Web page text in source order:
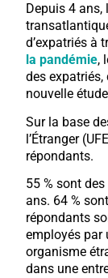
Depuis 4 ans,
d’expatriés à
la pandémie,
des expatriés,
nouvelle
Sur la base
l’Étranger
répondants.
55 % sont
ans. 64 %
répondants
employés par
organisme
dans une